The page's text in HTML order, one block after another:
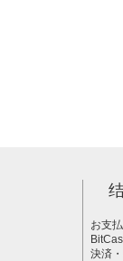
お支
決済